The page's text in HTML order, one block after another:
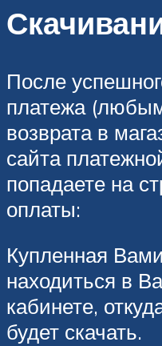
После
платежа
возврата в
сайта
попадаете на
оплаты:
Купленная
находиться в
кабинете,
будет скачать.